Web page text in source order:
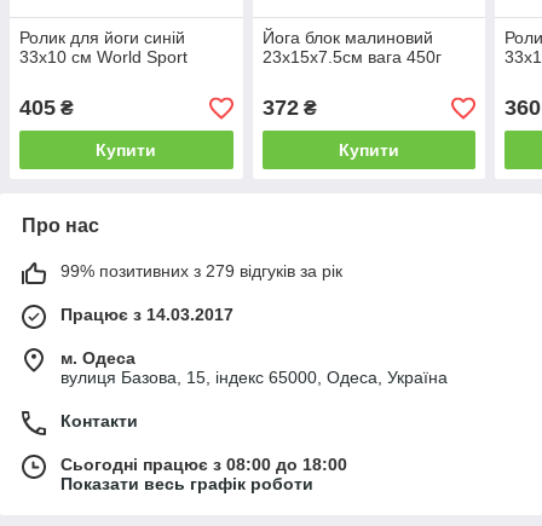
Ролик для йоги синій
33х10 см World Sport
405 ₴
Купити
Йога блок малиновий
23х15х7.5см вага 450г
372₴
Купити
360
Про нас
99% позитивних з 279 відгуків за рік
Працює з 14.03.2017
м. Одеса
вулиця Базова, 15, індекс 65000, Одеса, Україна
Контакти
Сьогодні працює з 08:00 до 18:00
Показати весь графік роботи